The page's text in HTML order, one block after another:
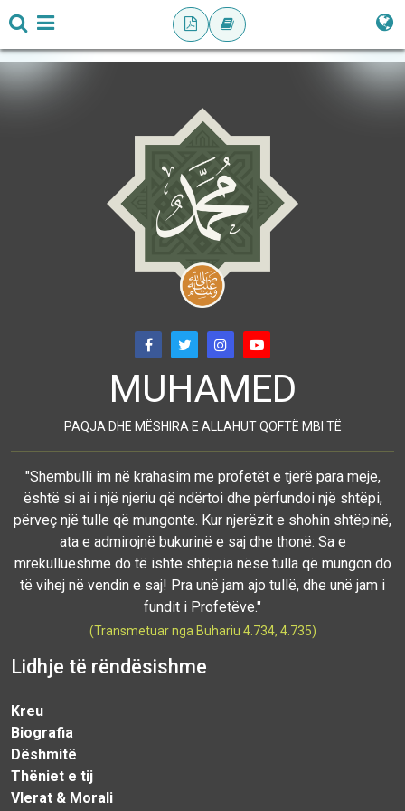
MUHAMED
PAQJA DHE MËSHIRA E ALLAHUT QOFTË MBI TË
"Shembulli im në krahasim me profetët e tjerë para meje,
është si ai i një njeriu që ndërtoi dhe përfundoi një shtëpi,
përveç një tulle që mungonte. Kur njerëzit e shohin shtëpinë,
ata e admirojnë bukurinë e saj dhe thonë: Sa e
mrekullueshme do të ishte shtëpia nëse tulla që mungon do
të vihej në vendin e saj! Pra unë jam ajo tullë, dhe unë jam i
fundit i Profetëve."
(Transmetuar nga Buhariu 4.734, 4.735)
Lidhje të rëndësishme
Kreu
Biografia
Dëshmitë
Thëniet e tij
Vlerat & Morali